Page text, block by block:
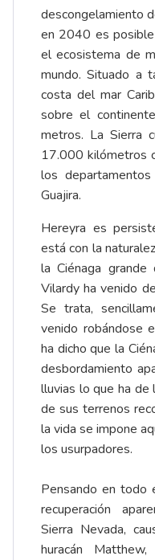
descongelamiento
en 2040 es posible
el ecosistema de
mundo. Situado a
costa del mar
sobre el
metros. La Sierra
17.000 kilómetros
los
Guajira.
Hereyra es
está con la
la Ciénaga
Vilardy ha venido
Se trata,
venido robándose
ha dicho que la
desbordamiento
lluvias lo que ha de
de sus terrenos
la vida se impone
los usurpadores.
Pensando en todo
recuperación
Sierra Nevada,
huracán